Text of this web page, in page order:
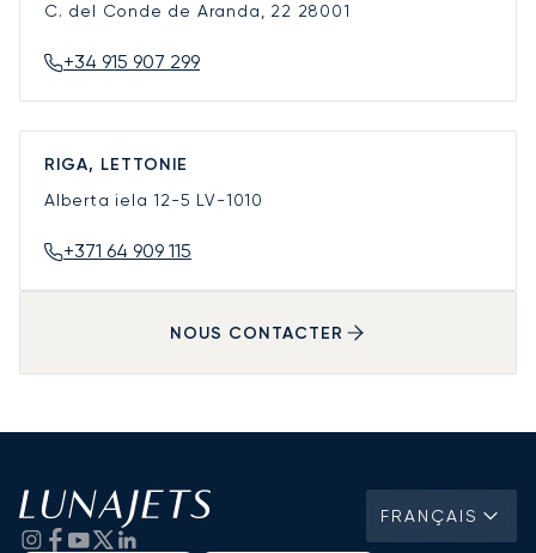
C. del Conde de Aranda, 22 28001
+34 915 907 299
RIGA, LETTONIE
Alberta iela 12-5 LV-1010
+371 64 909 115
NOUS CONTACTER
FRANÇAIS